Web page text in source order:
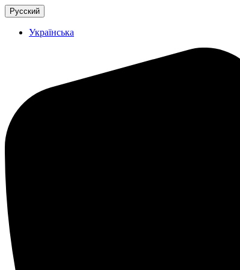
Русский
Українська